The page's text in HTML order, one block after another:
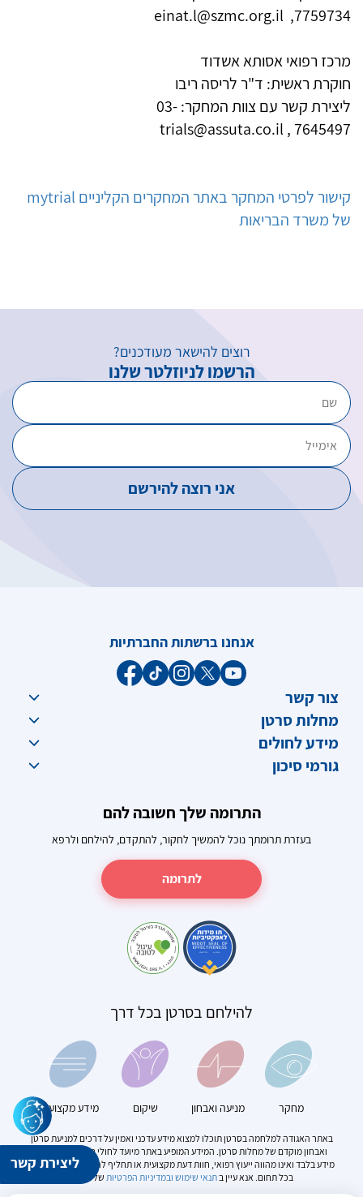
7759734
,
einat.l@szmc.org.il
מרכז רפואי אסותא אשדוד
חוקרת ראשית: ד"ר לריסה ריבו
ליצירת קשר עם צוות המחקר:03-
7645497
,
trials@assuta.co.il
קישור לפרטי המחקר באתר המחקרים הקליניים mytrial
של משרד הבריאות
רוצים להישאר מעודכנים?
הרשמו לניוזלטר שלנו
מחלות סרטן
מידע לחולים
גורמי סיכון
צור קשר
אנחנו ברשתות החברתיות
התרומה שלך חשובה להם
בעזרת תרומתך נוכל להמשיך לחקור, להתקדם, להילחם ולרפא
לתרומה
באתר האגודה למלחמה בסרטן תוכלו למצוא מידע עדכני ואמין על דרכים למניעת סרטן
ואבחון מוקדם של מחלות סרטן. המידע המופיע באתר מיועד לחולי סרטן. הוא מספק
מידע בלבד ואינו מהווה ייעוץ רפואי, חוות דעת מקצועית או תחליף להתייעצות עם מומחה
בכל תחום. אנא עיין בתנאי שימוש ובמדיניות הפרטיות של האתר
להילחם בסרטן בכל דרך
מחקר מניעה ואבחון שיקום מידע מקצועי
ליצירת קשר